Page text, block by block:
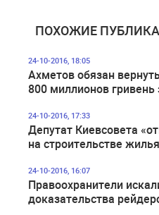
ПОХОЖИЕ
24-10-2016, 18:05
Ахметов обязан
800 миллионов
24-10-2016, 17:33
Депутат Киевсовета
на строительстве жилья
24-10-2016, 16:07
Правоохранители
доказательства